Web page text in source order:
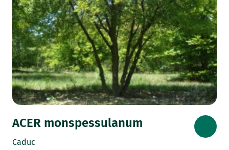
ACER monspessulanum
Caduc